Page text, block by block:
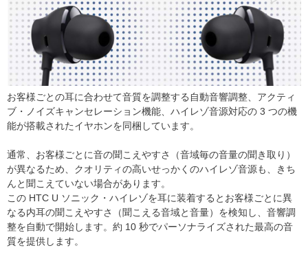
お客様ごとの耳に合わせて音質を調整する自動音響調整、アクティ
ブ・ノイズキャンセレーション機能、ハイレゾ音源対応の 3 つの機
能が搭載されたイヤホンを同梱しています。
通常、お客様ごとに音の聞こえやすさ（音域毎の音量の聞き取り）
が異なるため、クオリティの高いせっかくのハイレゾ音源も、きち
んと聞こえていない場合があります。
この HTC U ソニック・ハイレゾを耳に装着するとお客様ごとに異
なる内耳の聞こえやすさ（聞こえる音域と音量）を検知し、音響調
整を自動で開始します。約 10 秒でパーソナライズされた最高の音
質を提供します。